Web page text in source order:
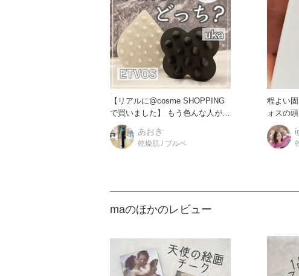
【リアルに@cosme SHOPPING
で買いました】 もう色んな人がオ
ススメし
あおき
乾燥肌 / ブルベ
程よい
ォスの
顔と頭
maのほかのレビュー